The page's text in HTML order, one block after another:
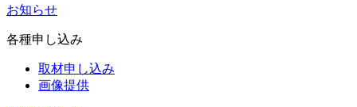
お知らせ
各種申し込み
取材申し込み
画像提供